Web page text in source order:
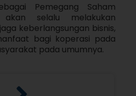
Pemegang Saham
akan selalu melakukan
keberlangsungan bisnis,
bagi koperasi pada
pada umumnya.